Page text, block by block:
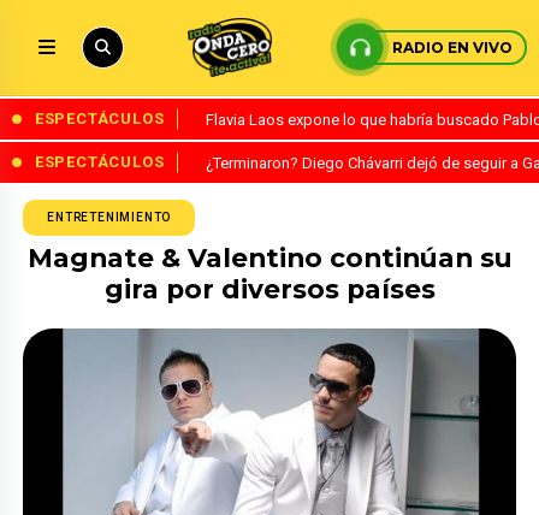
RADIO EN VIVO
ESPECTÁCULOS Flavia Laos expone lo que habría buscado
ESPECTÁCULOS ¿Terminaron? Diego Chávarri dejó de seguir a
ENTRETENIMIENTO
Magnate & Valentino continúan su
gira por diversos países